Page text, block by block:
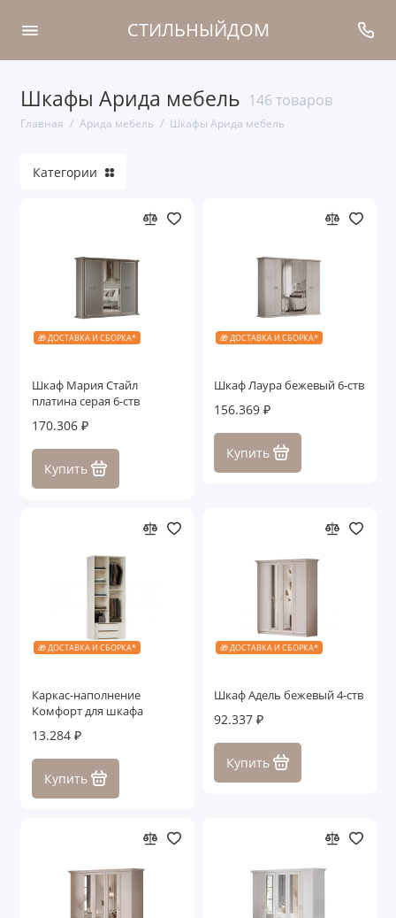
СТИЛЬНЫЙДОМ
Шкафы Арида мебель 146 товаров
Главная Арида мебель Шкафы Арида мебель
Спальни Арида мебель
Гостиные Арида мебель
Кухни Арида мебель
Мягкая мебель Арида
Столы и стулья Арида мебель
Показать все
Категории
🎁 ДОСТАВКА И СБОРКА*
Шкаф Мария Стайл
платина серая 6-ств
170.306 ₽
Купить
🎁 ДОСТАВКА И СБОРКА*
Шкаф Лаура бежевый 6-ств
156.369 ₽
Купить
🎁 ДОСТАВКА И СБОРКА*
Каркас-наполнение
Комфорт для шкафа
13.284 ₽
Купить
🎁 ДОСТАВКА И СБОРКА*
Шкаф Адель бежевый 4-ств
92.337 ₽
Купить